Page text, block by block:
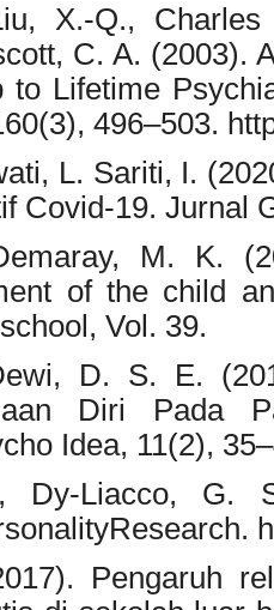
X.-Q.,
C. A. (2003).
to Lifetime
496–503.
L. Sariti, I.
Covid-19. Jurnal
M. K.
of the child
Vol. 39.
D. S. E.
Diri Pada
Idea, 11(2),
Dy-Liacco, G.
Pengaruh